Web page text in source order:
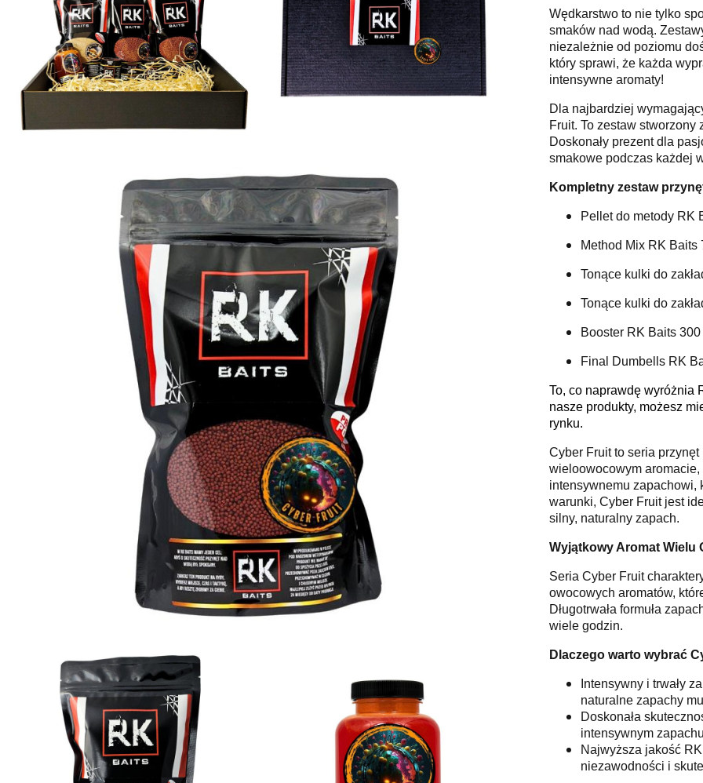
Wędkarstwo to nie tylko
smaków nad wodą.
niezależnie od poziomu
który sprawi, że każda
intensywne aromaty!
Dla najbardziej
Fruit. To zestaw stworzony
Doskonały prezent dla
smakowe podczas każdej
Kompletny zestaw
Pellet do metody RK
Method Mix RK Baits
Tonące kulki do
Tonące kulki do
Booster RK Baits 300
Final Dumbells RK
To, co naprawdę wyróżnia
nasze produkty, możesz
rynku.
Cyber Fruit to seria
wieloowocowym
intensywnemu zapachowi,
warunki, Cyber Fruit jest
silny, naturalny zapach.
Wyjątkowy Aromat Wielu
Seria Cyber Fruit
owocowych aromatów,
Długotrwała formuła
wiele godzin.
Dlaczego warto wybrać
Intensywny i trwały
naturalne zapachy
Doskonała
intensywnym
Najwyższa jakość
niezawodności i